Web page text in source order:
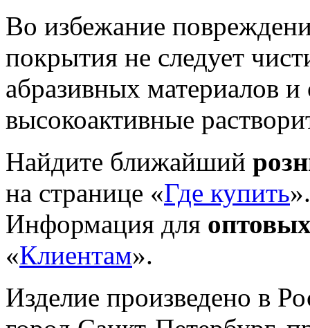
Во избежание
покрытия не следует
абразивных материалов
высокоактивные
Найдите ближайший
на странице «Где купить».
Информация для
«Клиентам».
Изделие произведено в